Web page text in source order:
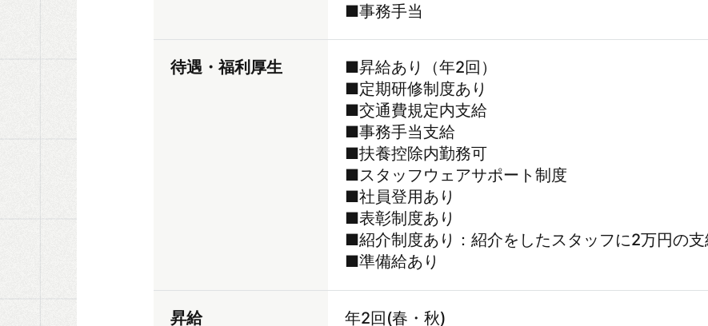
■事務手当
待遇・福利厚生
■昇給あり（年2回）
■定期研修制度あり
■交通費規定内支給
■事務手当支給
■扶養控除内勤務可
■スタッフウェアサポート制度
■社員登用あり
■表彰制度あり
■紹介制度あり：紹介をしたスタッフに2万円の支
■準備給あり
昇給 年2回(春・秋)